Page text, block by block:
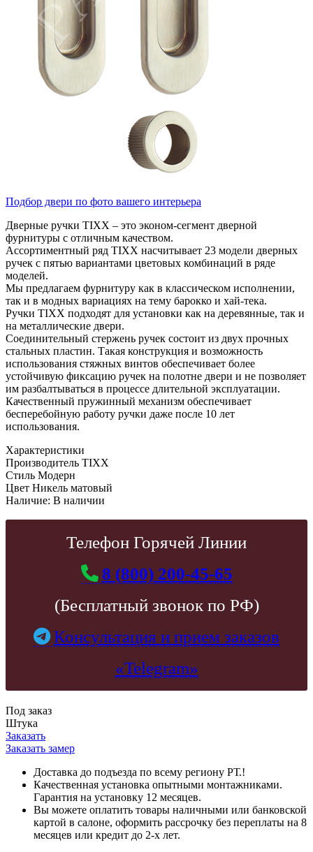
Подбор двери по фото вашего интерьера
Дверные ручки TIXX – это эконом-сегмент дверной
фурнитуры с отличным качеством.
Ассортиментный ряд TIXX насчитывает 23 модели дверных
ручек с пятью вариантами цветовых комбинаций в ряде
моделей.
Мы предлагаем фурнитуру как в классическом исполнении,
так и в модных вариациях на тему барокко и хай-тека.
Ручки TIXX подходят для установки как на деревянные, так и
на металлические двери.
Соединительный стержень ручек состоит из двух прочных
стальных пластин. Такая конструкция и возможность
использования стяжных винтов обеспечивает более
устойчивую фиксацию ручек на полотне двери и не позволяет
им разбалтываться в процессе длительной эксплуатации.
Качественный пружинный механизм обеспечивает
бесперебойную работу ручки даже после 10 лет
использования.
Характеристики
Производитель TIXX
Стиль Модерн
Цвет Никель матовый
Наличие: В наличии
Телефон Горячей Линии
8 (800) 200-45-65
(Бесплатный звонок по РФ)
Консультация и прием заказов
«Telegram»
Под заказ
Штука
Заказать
Заказать замер
Доставка до подъезда по всему региону РТ.!
Качественная установка опытными монтажниками.
Гарантия на установку 12 месяцев.
Вы можете оплатить товары наличными или банковской
картой в салоне, оформить рассрочку без переплаты на 8
месяцев или кредит до 2-х лет.